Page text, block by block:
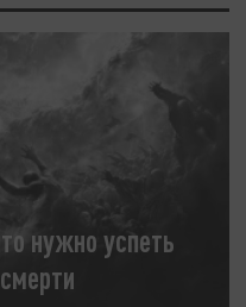
нужно успеть